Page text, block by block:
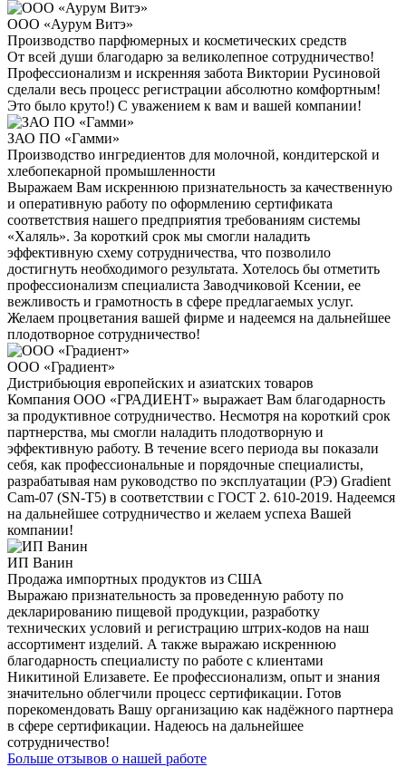
ООО «Аурум Витэ»
Производство парфюмерных и косметических средств
От всей души благодарю за великолепное сотрудничество!
Профессионализм и искренняя забота Виктории Русиновой
сделали весь процесс регистрации абсолютно комфортным!
Это было круто!) С уважением к вам и вашей компании!
ЗАО ПО «Гамми»
Производство ингредиентов для молочной, кондитерской и
хлебопекарной промышленности
Выражаем Вам искреннюю признательность за качественную
и оперативную работу по оформлению сертификата
соответствия нашего предприятия требованиям системы
«Халяль». За короткий срок мы смогли наладить
эффективную схему сотрудничества, что позволило
достигнуть необходимого результата. Хотелось бы отметить
профессионализм специалиста Заводчиковой Ксении, ее
вежливость и грамотность в сфере предлагаемых услуг.
Желаем процветания вашей фирме и надеемся на дальнейшее
плодотворное сотрудничество!
ООО «Градиент»
Дистрибьюция европейских и азиатских товаров
Компания ООО «ГРАДИЕНТ» выражает Вам благодарность
за продуктивное сотрудничество. Несмотря на короткий срок
партнерства, мы смогли наладить плодотворную и
эффективную работу. В течение всего периода вы показали
себя, как профессиональные и порядочные специалисты,
разрабатывая нам руководство по эксплуатации (РЭ) Gradient
Cam-07 (SN-T5) в соответствии с ГОСТ 2. 610-2019. Надеемся
на дальнейшее сотрудничество и желаем успеха Вашей
компании!
ИП Ванин
Продажа импортных продуктов из США
Выражаю признательность за проведенную работу по
декларированию пищевой продукции, разработку
технических условий и регистрацию штрих-кодов на наш
ассортимент изделий. А также выражаю искреннюю
благодарность специалисту по работе с клиентами
Никитиной Елизавете. Ее профессионализм, опыт и знания
значительно облегчили процесс сертификации. Готов
порекомендовать Вашу организацию как надёжного партнера
в сфере сертификации. Надеюсь на дальнейшее
сотрудничество!
Больше отзывов о нашей работе